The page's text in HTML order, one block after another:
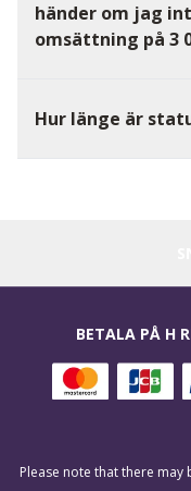
händer om jag
omsättning på 3
Hur länge är
BETALA PÅ H
Please note that there